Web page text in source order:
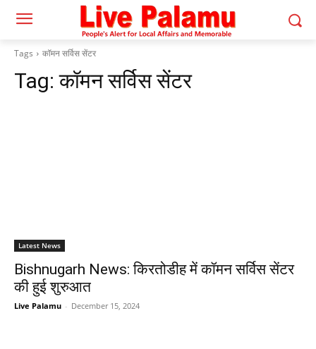
Tags कॉमन सर्विस सेंटर
Tag:कॉमन सर्विस सेंटर
Latest News
Bishnugarh News: किरतोडीह में कॉमन सर्विस सेंटर
की हुई शुरुआत
Live Palamu - December 15, 2024